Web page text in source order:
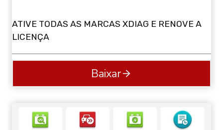
ATIVE TODAS AS MARCAS XDIAG E RENOVE A
LICENÇA
Baixar